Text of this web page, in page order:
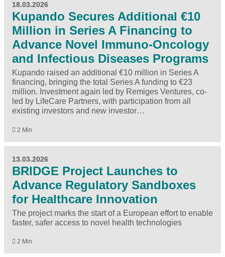
18.03.2026
Kupando Secures Additional €10
Million in Series A Financing to
Advance Novel Immuno-Oncology
and Infectious Diseases Programs
Kupando raised an additional €10 million in Series A
financing, bringing the total Series A funding to €23
million. Investment again led by Remiges Ventures, co-
led by LifeCare Partners, with participation from all
existing investors and new investor…
2 Min
13.03.2026
BRIDGE Project Launches to
Advance Regulatory Sandboxes
for Healthcare Innovation
The project marks the start of a European effort to enable
faster, safer access to novel health technologies
2 Min